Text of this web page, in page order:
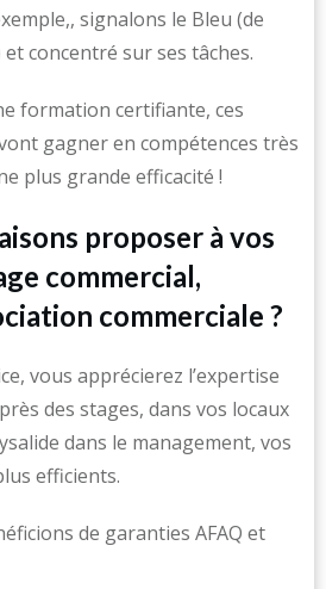
signalons le Bleu (de
concentré sur ses tâches.
formation certifiante, ces
gagner en compétences très
plus grande efficacité !
proposer à vos
commercial,
commerciale ?
vous apprécierez l’expertise
des stages, dans vos locaux
dans le management, vos
efficients.
de garanties AFAQ et